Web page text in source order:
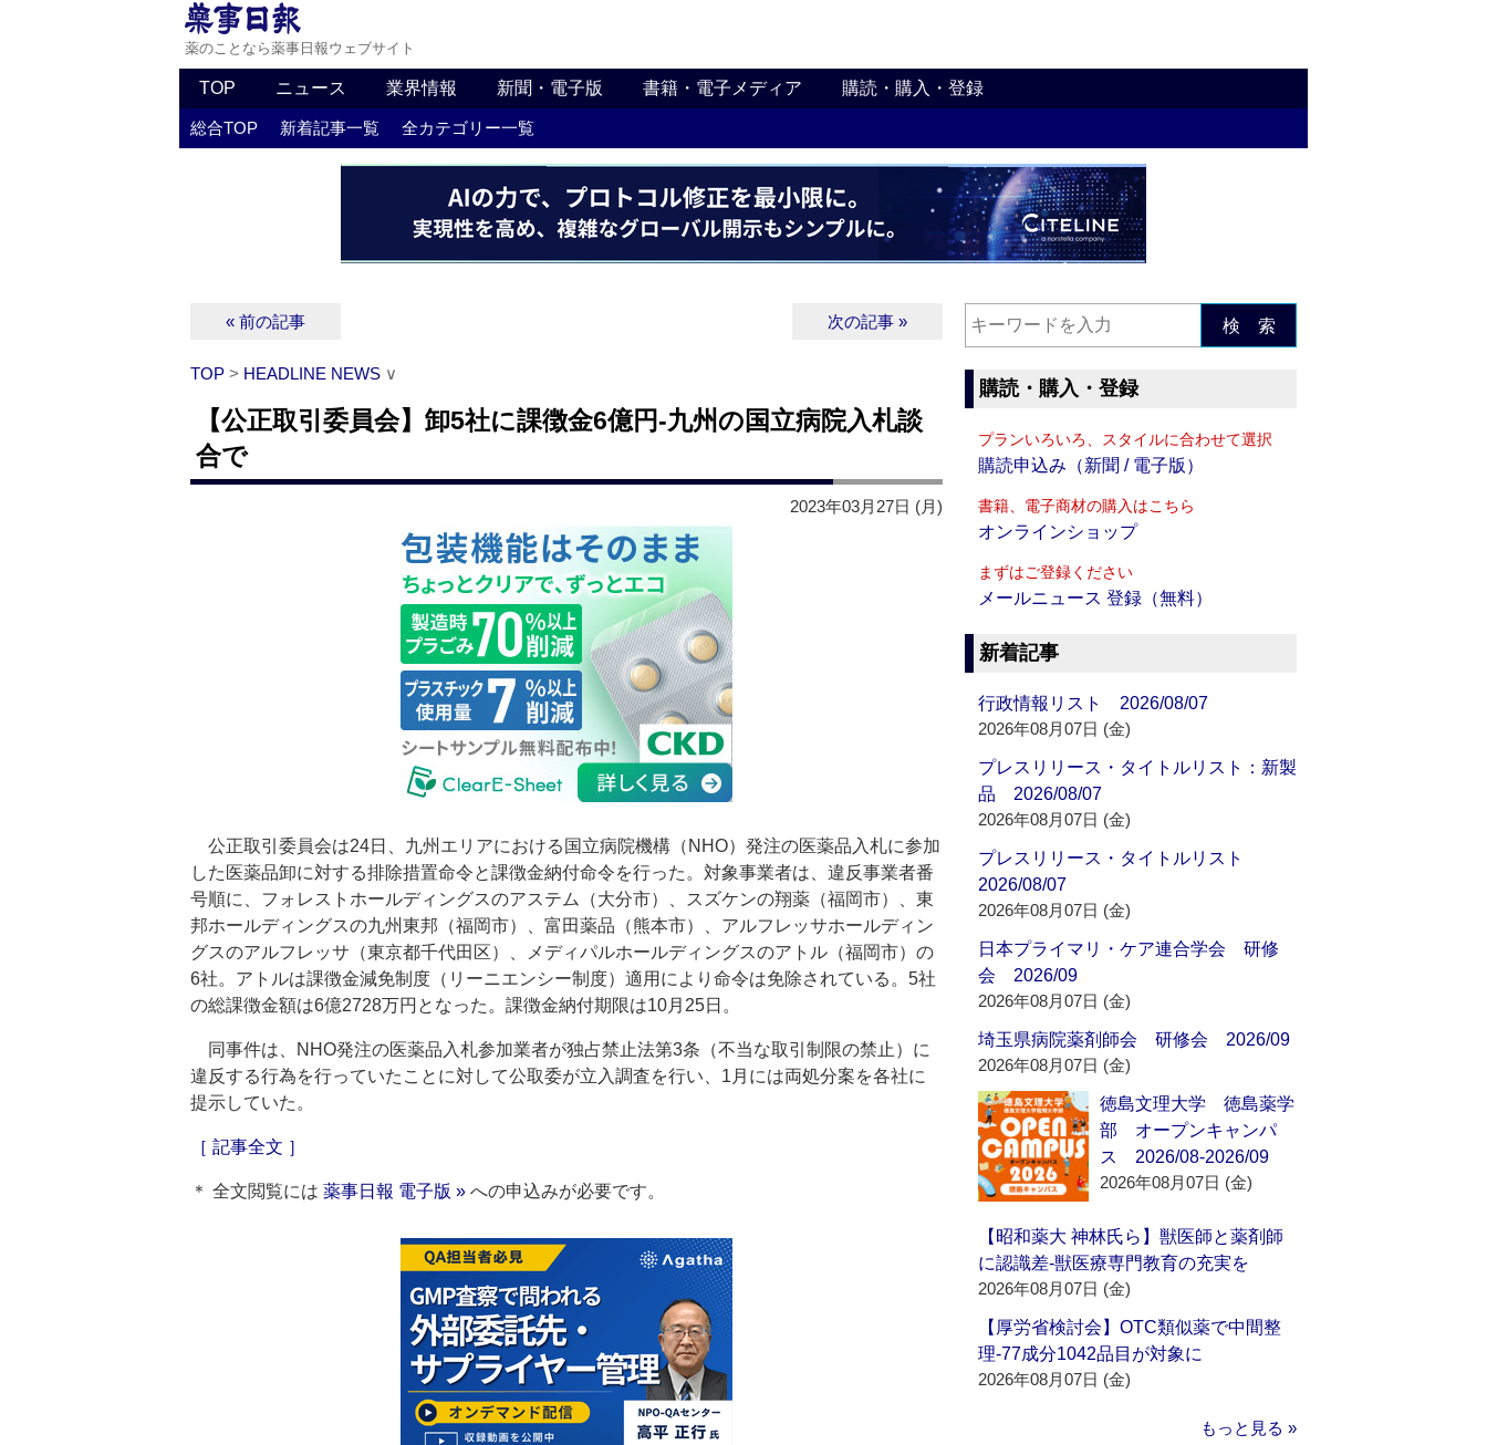
薬のことなら薬事日報ウェブサイト
TOP ニュース 業界情報 新聞・電子版 書籍・電子メディア 購読・購入・登録
総合TOP 新着記事一覧 全カテゴリー一覧
« 前の記事 次の記事 »
TOP > HEADLINE NEWS ∨
【公正取引委員会】卸5社に課徴金6億円‐九州の国立病院入札談
合で
2023年03月27日 (月)
公正取引委員会は24日、九州エリアにおける国立病院機構（NHO）発注の医薬品入札に参加
した医薬品卸に対する排除措置命令と課徴金納付命令を行った。対象事業者は、違反事業者番
号順に、フォレストホールディングスのアステム（大分市）、スズケンの翔薬（福岡市）、東
邦ホールディングスの九州東邦（福岡市）、富田薬品（熊本市）、アルフレッサホールディン
グスのアルフレッサ（東京都千代田区）、メディパルホールディングスのアトル（福岡市）の
6社。アトルは課徴金減免制度（リーニエンシー制度）適用により命令は免除されている。5社
の総課徴金額は6億2728万円となった。課徴金納付期限は10月25日。
同事件は、NHO発注の医薬品入札参加業者が独占禁止法第3条（不当な取引制限の禁止）に
違反する行為を行っていたことに対して公取委が立入調査を行い、1月には両処分案を各社に
提示していた。
［ 記事全文 ］
＊ 全文閲覧には 薬事日報 電子版 » への申込みが必要です。
検 索
購読・購入・登録
プランいろいろ、スタイルに合わせて選択
購読申込み（新聞 / 電子版）
書籍、電子商材の購入はこちら
オンラインショップ
まずはご登録ください
メールニュース 登録（無料）
新着記事
行政情報リスト 2026/08/07
2026年08月07日 (金)
プレスリリース・タイトルリスト：新製
品 2026/08/07
2026年08月07日 (金)
プレスリリース・タイトルリスト
2026/08/07
2026年08月07日 (金)
日本プライマリ・ケア連合学会 研修
会 2026/09
2026年08月07日 (金)
埼玉県病院薬剤師会 研修会 2026/09
2026年08月07日 (金)
徳島文理大学 徳島薬学
部 オープンキャンパ
ス 2026/08-2026/09
2026年08月07日 (金)
【昭和薬大 神林氏ら】獣医師と薬剤師
に認識差‐獣医療専門教育の充実を
2026年08月07日 (金)
【厚労省検討会】OTC類似薬で中間整
理‐77成分1042品目が対象に
2026年08月07日 (金)
もっと見る »